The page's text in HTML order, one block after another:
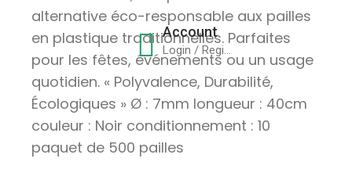
Account
Login / Register
alternative éco-responsable aux pailles
en plastique traditionnelles. Parfaites
pour les fêtes, événements ou un usage
quotidien. « Polyvalence, Durabilité,
Écologiques » Ø : 7mm longueur : 40cm
couleur : Noir conditionnement : 10
paquet de 500 pailles